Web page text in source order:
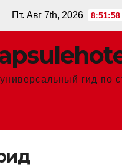
Пт. Авг 7th, 2026 8:51:59
гид по